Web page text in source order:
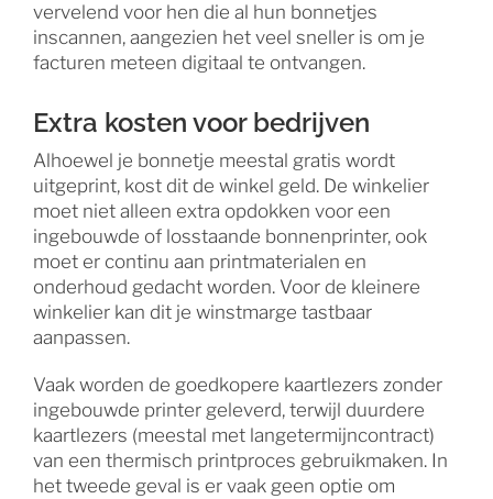
vervelend voor hen die al hun bonnetjes
inscannen, aangezien het veel sneller is om je
facturen meteen digitaal te ontvangen.
Extra kosten voor bedrijven
Alhoewel je bonnetje meestal gratis wordt
uitgeprint, kost dit de winkel geld. De winkelier
moet niet alleen extra opdokken voor een
ingebouwde of losstaande bonnenprinter, ook
moet er continu aan printmaterialen en
onderhoud gedacht worden. Voor de kleinere
winkelier kan dit je winstmarge tastbaar
aanpassen.
Vaak worden de goedkopere kaartlezers zonder
ingebouwde printer geleverd, terwijl duurdere
kaartlezers (meestal met langetermijncontract)
van een thermisch printproces gebruikmaken. In
het tweede geval is er vaak geen optie om